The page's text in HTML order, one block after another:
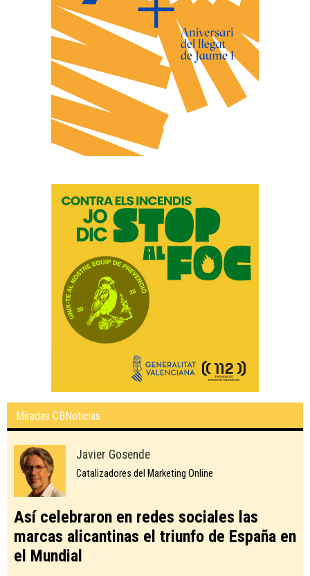
Miradas CBNoticias
Javier Gosende
Catalizadores del Marketing Online
Así celebraron en redes sociales las
marcas alicantinas el triunfo de España en
el Mundial